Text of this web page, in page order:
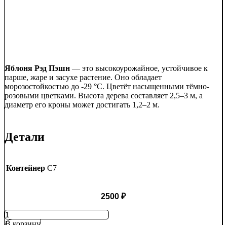
Яблоня Рэд Пэшн — это высокоурожайное, устойчивое к
парше, жаре и засухе растение. Оно обладает
морозостойкостью до -29 °C. Цветёт насыщенными тёмно-
розовыми цветками. Высота дерева составляет 2,5–3 м, а
диаметр его кроны может достигать 1,2–2 м.
Детали
Контейнер C7
2500 ₽
Количество
товара